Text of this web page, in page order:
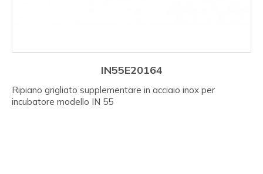
IN55E20164
Ripiano grigliato supplementare in acciaio inox per
incubatore modello IN 55